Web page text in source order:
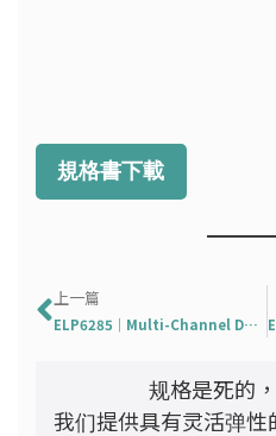
規格書下載
Prev
上一篇
ELP6285｜Multi-Channel DC-DC Converter for LCD Panel
规格是死的
我们提供具有灵活弹